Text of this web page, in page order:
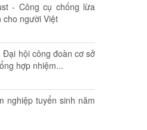
- Công cụ chống lừa
cho người Việt
hội công đoàn cơ sở
hợp nhiệm...
nghiệp tuyển sinh năm